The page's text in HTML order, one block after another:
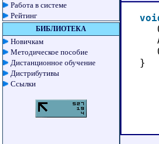
Работа в системе
Рейтинг
БИБЛИОТЕКА
Новичкам
Методическое пособие
Дистанционное обучение
Дистрибутивы
Ссылки
}